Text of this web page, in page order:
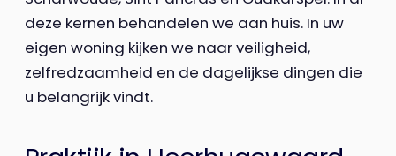
deze kernen behandelen we aan huis. In uw
eigen woning kijken we naar veiligheid,
zelfredzaamheid en de dagelijkse dingen die
u belangrijk vindt.